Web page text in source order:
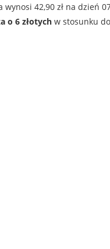
42,90 zł na dzień
o 6 złotych w stosunku